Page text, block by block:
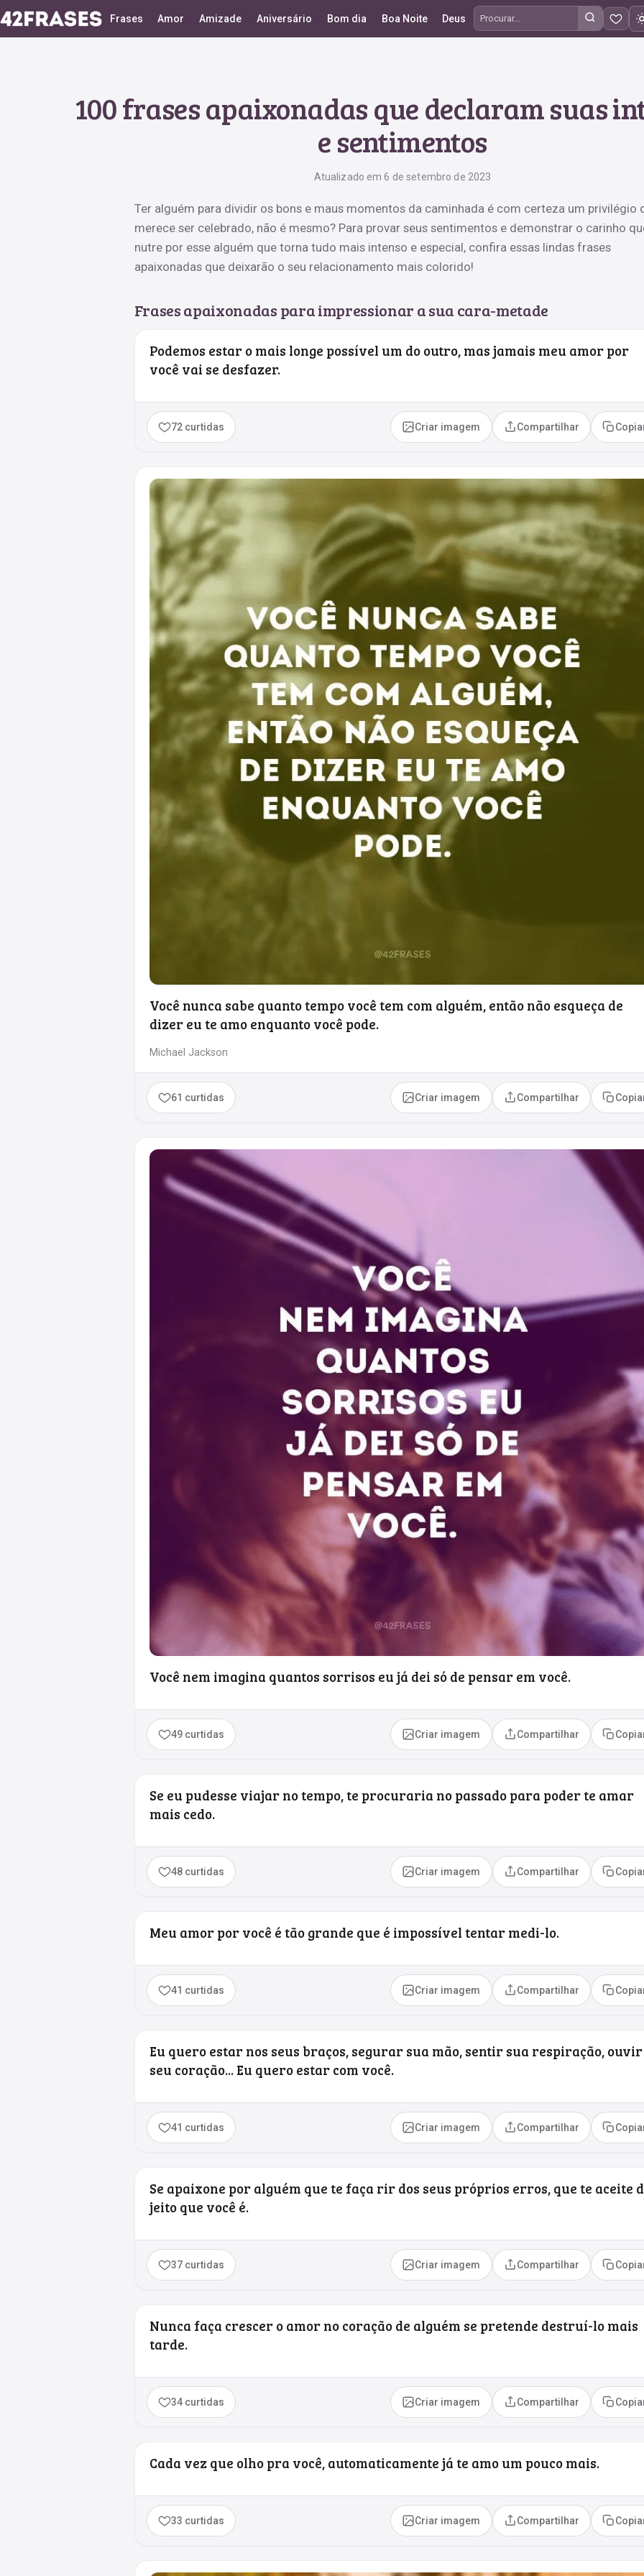
Frases Amor Amizade Aniversário Bom dia Boa Noite Deus
Procurar frases
100 frases apaixonadas que declaram suas
e sentimentos
Atualizado em 6 de setembro de 2023
Ter alguém para dividir os bons e maus momentos da caminhada é com certeza um privilégio
merece ser celebrado, não é mesmo? Para provar seus sentimentos e demonstrar o carinho
nutre por esse alguém que torna tudo mais intenso e especial, confira essas lindas frases
apaixonadas que deixarão o seu relacionamento mais colorido!
Frases apaixonadas para impressionar a sua cara-metade
Podemos estar o mais longe possível um do outro, mas jamais meu amor por
você vai se desfazer.
72 curtidas Criar imagem Compartilhar
Você nunca sabe quanto tempo você tem com alguém, então não esqueça de
dizer eu te amo enquanto você pode.
Michael Jackson
61 curtidas Criar imagem Compartilhar
Você nem imagina quantos sorrisos eu já dei só de pensar em você.
49 curtidas Criar imagem Compartilhar
Se eu pudesse viajar no tempo, te procuraria no passado para poder te amar
mais cedo.
48 curtidas Criar imagem Compartilhar
Meu amor por você é tão grande que é impossível tentar medi-lo.
41 curtidas Criar imagem Compartilhar
Eu quero estar nos seus braços, segurar sua mão, sentir sua respiração, ouvir
seu coração... Eu quero estar com você.
41 curtidas Criar imagem Compartilhar
Se apaixone por alguém que te faça rir dos seus próprios erros, que te aceite
jeito que você é.
37 curtidas Criar imagem Compartilhar
Nunca faça crescer o amor no coração de alguém se pretende destruí-lo mais
tarde.
34 curtidas Criar imagem Compartilhar
Cada vez que olho pra você, automaticamente já te amo um pouco mais.
33 curtidas Criar imagem Compartilhar